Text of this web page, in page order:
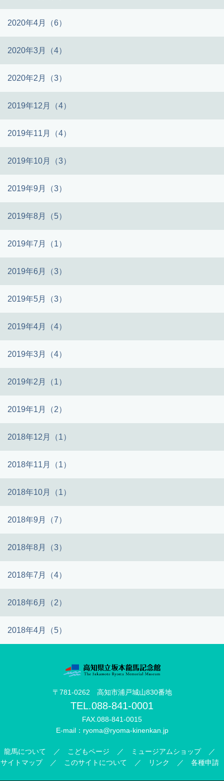
2020年4月（6）
2020年3月（4）
2020年2月（3）
2019年12月（4）
2019年11月（4）
2019年10月（3）
2019年9月（3）
2019年8月（5）
2019年7月（1）
2019年6月（3）
2019年5月（3）
2019年4月（4）
2019年3月（4）
2019年2月（1）
2019年1月（2）
2018年12月（1）
2018年11月（1）
2018年10月（1）
2018年9月（7）
2018年8月（3）
2018年7月（4）
2018年6月（2）
2018年4月（5）
〒781-0262 高知市浦戸城山830番地
TEL.088-841-0001
FAX.088-841-0015
E-mail： ryoma@ryoma-kinenkan.jp
龍馬について こどもページ
ミュージアムショップ
サイトマップ
このサイトについて リンク 各種申請